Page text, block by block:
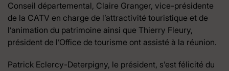
Conseil départemental, Claire Granger, vice-présidente
de la CATV en charge de l’attractivité touristique et de
l’animation du patrimoine ainsi que Thierry Fleury,
président de l’Office de tourisme ont assisté à la réunion.
Patrick Eclercy-Deterpigny, le président, s’est félicité du